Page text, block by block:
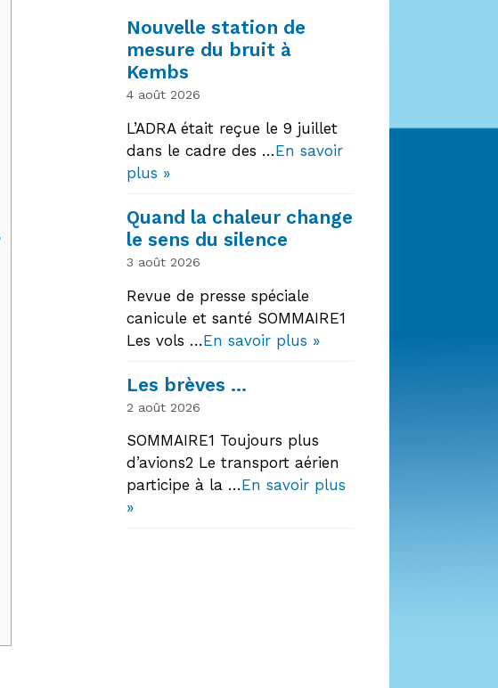
Nouvelle station de
mesure du bruit à
Kembs
4 août 2026
L’ADRA était reçue le 9 juillet
dans le cadre des …En savoir
plus »
Quand la chaleur change
le sens du silence
3 août 2026
Revue de presse spéciale
canicule et santé SOMMAIRE1
Les vols …En savoir plus »
Les brèves …
2 août 2026
SOMMAIRE1 Toujours plus
d’avions2 Le transport aérien
participe à la …En savoir plus
»